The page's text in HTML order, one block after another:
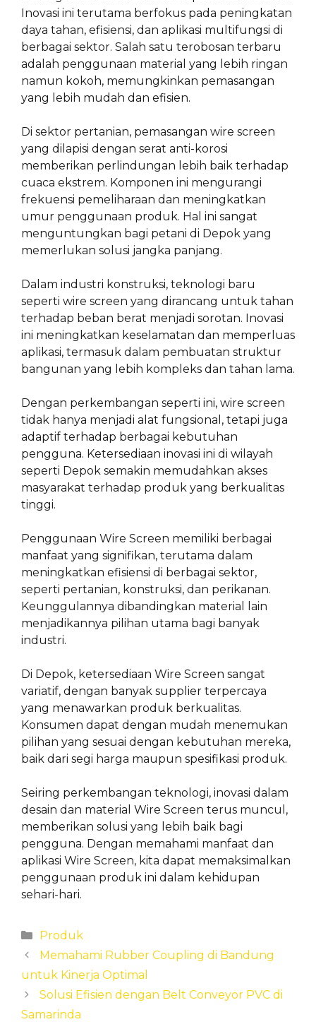
Inovasi ini terutama berfokus pada peningkatan
daya tahan, efisiensi, dan aplikasi multifungsi di
berbagai sektor. Salah satu terobosan terbaru
adalah penggunaan material yang lebih ringan
namun kokoh, memungkinkan pemasangan
yang lebih mudah dan efisien.
Di sektor pertanian, pemasangan wire screen
yang dilapisi dengan serat anti-korosi
memberikan perlindungan lebih baik terhadap
cuaca ekstrem. Komponen ini mengurangi
frekuensi pemeliharaan dan meningkatkan
umur penggunaan produk. Hal ini sangat
menguntungkan bagi petani di Depok yang
memerlukan solusi jangka panjang.
Dalam industri konstruksi, teknologi baru
seperti wire screen yang dirancang untuk tahan
terhadap beban berat menjadi sorotan. Inovasi
ini meningkatkan keselamatan dan memperluas
aplikasi, termasuk dalam pembuatan struktur
bangunan yang lebih kompleks dan tahan lama.
Dengan perkembangan seperti ini, wire screen
tidak hanya menjadi alat fungsional, tetapi juga
adaptif terhadap berbagai kebutuhan
pengguna. Ketersediaan inovasi ini di wilayah
seperti Depok semakin memudahkan akses
masyarakat terhadap produk yang berkualitas
tinggi.
Penggunaan Wire Screen memiliki berbagai
manfaat yang signifikan, terutama dalam
meningkatkan efisiensi di berbagai sektor,
seperti pertanian, konstruksi, dan perikanan.
Keunggulannya dibandingkan material lain
menjadikannya pilihan utama bagi banyak
industri.
Di Depok, ketersediaan Wire Screen sangat
variatif, dengan banyak supplier terpercaya
yang menawarkan produk berkualitas.
Konsumen dapat dengan mudah menemukan
pilihan yang sesuai dengan kebutuhan mereka,
baik dari segi harga maupun spesifikasi produk.
Seiring perkembangan teknologi, inovasi dalam
desain dan material Wire Screen terus muncul,
memberikan solusi yang lebih baik bagi
pengguna. Dengan memahami manfaat dan
aplikasi Wire Screen, kita dapat memaksimalkan
penggunaan produk ini dalam kehidupan
sehari-hari.
Categories
Produk
Memahami Rubber Coupling di Bandung
untuk Kinerja Optimal
Solusi Efisien dengan Belt Conveyor PVC di
Samarinda